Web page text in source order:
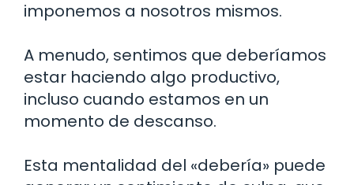
imponemos a nosotros mismos.
A menudo, sentimos que deberíamos
estar haciendo algo productivo,
incluso cuando estamos en un
momento de descanso.
Esta mentalidad del «debería» puede